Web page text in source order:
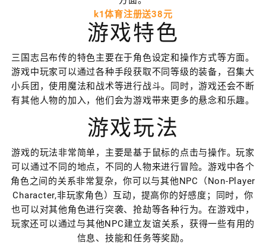
k1体育注册送38元
游戏特色
三国志吕布传的特色主要在于角色设定和操作方式等方面。
游戏中玩家可以通过各种手段获取不同等级的装备，召集大
小兵团，使用魔法和战术等进行战斗。同时，游戏还会不断
有其他人物的加入，他们会为游戏带来更多的悬念和乐趣。
游戏玩法
游戏的玩法非常简单，主要是基于鼠标的点击与操作。玩家
可以通过不同的地点，不同的人物来进行冒险。游戏中各个
角色之间的关系非常复杂，你可以与其他NPC（Non-Player
Character,非玩家角色）互动，提高你的好感度；同时，你
也可以对其他角色进行突袭、抢劫等各种行为。在游戏中，
玩家还可以通过与其他NPC建立友谊关系，获得一些有用的
信息、技能和任务等奖励。